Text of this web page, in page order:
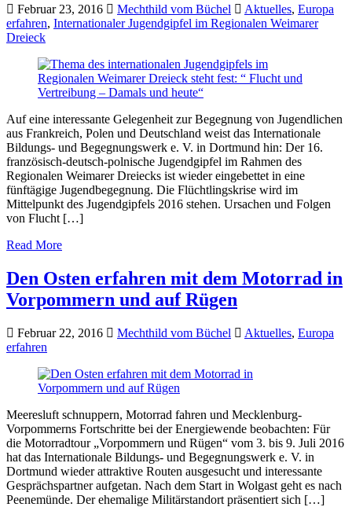
Februar 23, 2016 Mechthild vom Büchel Aktuelles, Europa
erfahren, Internationaler Jugendgipfel im Regionalen Weimarer
Dreieck
Auf eine interessante Gelegenheit zur Begegnung von Jugendlichen
aus Frankreich, Polen und Deutschland weist das Internationale
Bildungs- und Begegnungswerk e. V. in Dortmund hin: Der 16.
französisch-deutsch-polnische Jugendgipfel im Rahmen des
Regionalen Weimarer Dreiecks ist wieder eingebettet in eine
fünftägige Jugendbegegnung. Die Flüchtlingskrise wird im
Mittelpunkt des Jugendgipfels 2016 stehen. Ursachen und Folgen
von Flucht […]
Read More
Den Osten erfahren mit dem Motorrad in
Vorpommern und auf Rügen
Februar 22, 2016 Mechthild vom Büchel Aktuelles, Europa
erfahren
Meeresluft schnuppern, Motorrad fahren und Mecklenburg-
Vorpommerns Fortschritte bei der Energiewende beobachten: Für
die Motorradtour „Vorpommern und Rügen“ vom 3. bis 9. Juli 2016
hat das Internationale Bildungs- und Begegnungswerk e. V. in
Dortmund wieder attraktive Routen ausgesucht und interessante
Gesprächspartner aufgetan. Nach dem Start in Wolgast geht es nach
Peenemünde. Der ehemalige Militärstandort präsentiert sich […]